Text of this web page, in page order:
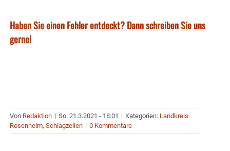
Haben Sie einen Fehler entdeckt? Dann schreiben Sie uns
gerne!
Von Redaktion | So. 21.3.2021 - 18:01 | Kategorien: Landkreis
Rosenheim, Schlagzeilen | 0 Kommentare